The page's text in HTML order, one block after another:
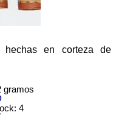
hechas en corteza de
gramos
4